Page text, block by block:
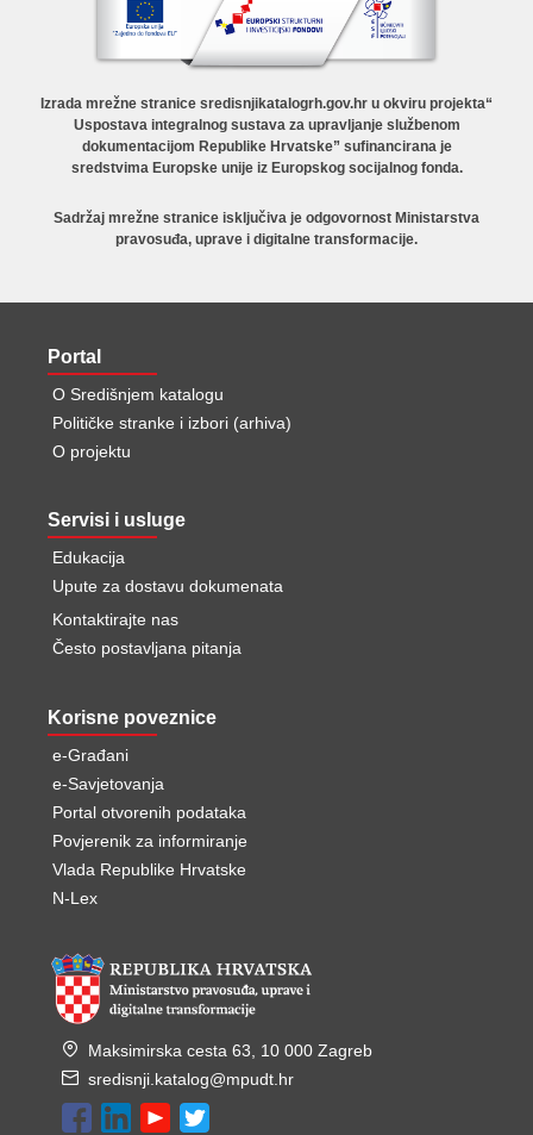
Izrada mrežne stranice sredisnjikatalogrh.gov.hr u okviru projekta“
Uspostava integralnog sustava za upravljanje službenom
dokumentacijom Republike Hrvatske” sufinancirana je
sredstvima Europske unije iz Europskog socijalnog fonda.
Sadržaj mrežne stranice isključiva je odgovornost Ministarstva
pravosuđa, uprave i digitalne transformacije.
Portal
O Središnjem katalogu
Političke stranke i izbori (arhiva)
O projektu
Servisi i usluge
Edukacija
Upute za dostavu dokumenata
Kontaktirajte nas
Često postavljana pitanja
Korisne poveznice
e-Građani
e-Savjetovanja
Portal otvorenih podataka
Povjerenik za informiranje
Vlada Republike Hrvatske
N-Lex
Maksimirska cesta 63, 10 000 Zagreb
sredisnji.katalog@mpudt.hr